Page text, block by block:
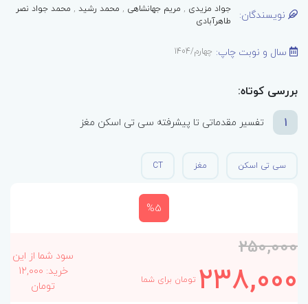
نویسندگان: جواد مزیدی , مریم جهانشاهی , محمد رشید , محمد جواد نصر
طاهرآبادی
سال و نوبت چاپ: چهارم/1404
بررسی کوتاه:
1
تفسیر مقدماتی تا پیشرفته سی تی اسکن مغز
سی تی اسکن مغز CT
%5
250,000
238,000 تومان برای شما
سود شما از این
خرید: 12,000
تومان